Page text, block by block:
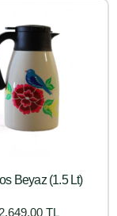
Beyaz (1.5 Lt)
2.649,00 TL